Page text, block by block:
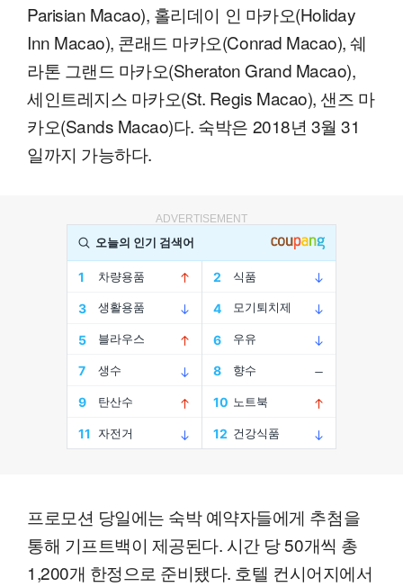
Parisian Macao), 홀리데이 인 마카오(Holiday
Inn Macao), 콘래드 마카오(Conrad Macao), 쉐
라톤 그랜드 마카오(Sheraton Grand Macao),
세인트레지스 마카오(St. Regis Macao), 샌즈 마
카오(Sands Macao)다. 숙박은 2018년 3월 31
일까지 가능하다.
ADVERTISEMENT
프로모션 당일에는 숙박 예약자들에게 추첨을
통해 기프트백이 제공된다. 시간 당 50개씩 총
1,200개 한정으로 준비됐다. 호텔 컨시어지에서